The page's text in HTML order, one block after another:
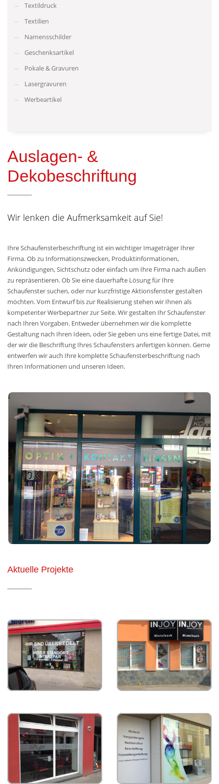
Textildruck
Textilien
Namensschilder
Geschenksartikel
Pokale & Gravuren
Lasergravuren
Werbeartikel
Auslagen- &
Dekobeschriftung
Wir lenken die Aufmerksamkeit auf Sie!
Ihre Schaufensterbeschriftung ist ein wichtiger Imageträger Ihrer
Firma. Ob zu Informationszwecken, Produktinformationen,
Ankündigungen, Sichtschutz oder einfach um Ihre Firma nach außen
zu repräsentieren. Ob Sie eine dauerhafte Lösung für Ihre
Schaufenster suchen, oder nur kurzfristige Aktionsfenster gestalten
möchten. Vom Entwurf bis zur Realisierung stehen wir Ihnen als
kompetenter Werbepartner zur Seite. Wir gestalten Ihr Schaufenster
nach Ihren Vorgaben. Entweder übernehmen wir die komplette
Gestaltung nach Ihren Ideen, oder Sie geben uns eine fertige Datei, mit
der wir die Beschriftung Ihres Schaufensters anfertigen können. Gerne
entwerfen wir auch Ihre komplette Schaufensterbeschriftung nach
Ihren Informationen und unseren Ideen.
Aktuelle Projekte